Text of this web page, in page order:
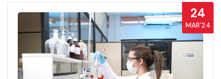
24
MAR’24